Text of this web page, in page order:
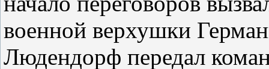
военной верхушки
Людендорф передал